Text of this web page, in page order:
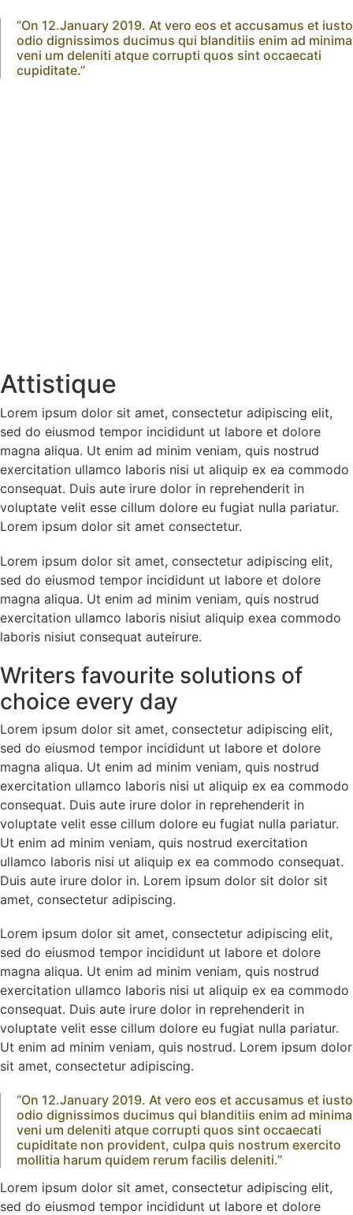
‘’On 12.January 2019. At vero eos et accusamus et iusto
odio dignissimos ducimus qui blanditiis enim ad minima
veni um deleniti atque corrupti quos sint occaecati
cupiditate.’’
Attistique
Lorem ipsum dolor sit amet, consectetur adipiscing elit,
sed do eiusmod tempor incididunt ut labore et dolore
magna aliqua. Ut enim ad minim veniam, quis nostrud
exercitation ullamco laboris nisi ut aliquip ex ea commodo
consequat. Duis aute irure dolor in reprehenderit in
voluptate velit esse cillum dolore eu fugiat nulla pariatur.
Lorem ipsum dolor sit amet consectetur.
Lorem ipsum dolor sit amet, consectetur adipiscing elit,
sed do eiusmod tempor incididunt ut labore et dolore
magna aliqua. Ut enim ad minim veniam, quis nostrud
exercitation ullamco laboris nisiut aliquip exea commodo
laboris nisiut consequat auteirure.
Writers favourite solutions of
choice every day
Lorem ipsum dolor sit amet, consectetur adipiscing elit,
sed do eiusmod tempor incididunt ut labore et dolore
magna aliqua. Ut enim ad minim veniam, quis nostrud
exercitation ullamco laboris nisi ut aliquip ex ea commodo
consequat. Duis aute irure dolor in reprehenderit in
voluptate velit esse cillum dolore eu fugiat nulla pariatur.
Ut enim ad minim veniam, quis nostrud exercitation
ullamco laboris nisi ut aliquip ex ea commodo consequat.
Duis aute irure dolor in. Lorem ipsum dolor sit dolor sit
amet, consectetur adipiscing.
Lorem ipsum dolor sit amet, consectetur adipiscing elit,
sed do eiusmod tempor incididunt ut labore et dolore
magna aliqua. Ut enim ad minim veniam, quis nostrud
exercitation ullamco laboris nisi ut aliquip ex ea commodo
consequat. Duis aute irure dolor in reprehenderit in
voluptate velit esse cillum dolore eu fugiat nulla pariatur.
Ut enim ad minim veniam, quis nostrud. Lorem ipsum dolor
sit amet, consectetur adipiscing.
‘’On 12.January 2019. At vero eos et accusamus et iusto
odio dignissimos ducimus qui blanditiis enim ad minima
veni um deleniti atque corrupti quos sint occaecati
cupiditate non provident, culpa quis nostrum exercito
mollitia harum quidem rerum facilis deleniti.’’
Lorem ipsum dolor sit amet, consectetur adipiscing elit,
sed do eiusmod tempor incididunt ut labore et dolore